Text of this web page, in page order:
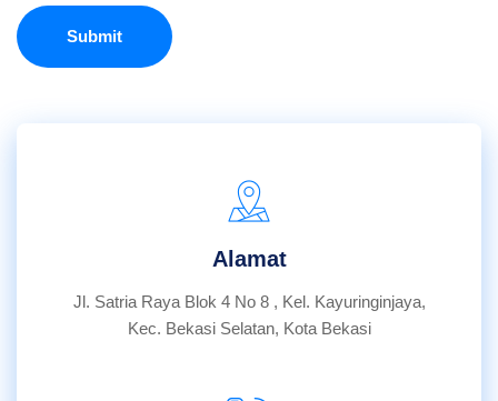
Submit
Alamat
Jl. Satria Raya Blok 4 No 8 , Kel. Kayuringinjaya,
Kec. Bekasi Selatan, Kota Bekasi